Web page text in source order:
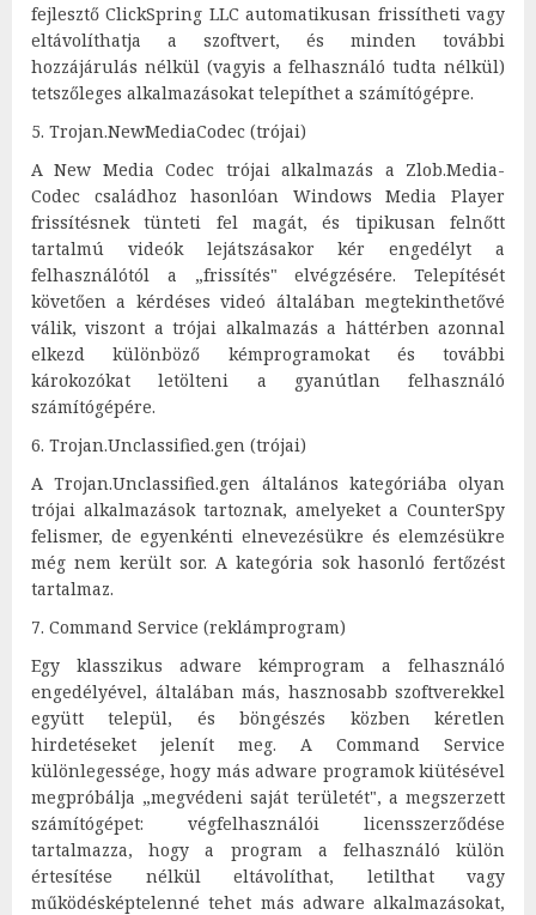
fejlesztő ClickSpring LLC automatikusan frissítheti vagy
eltávolíthatja a szoftvert, és minden további
hozzájárulás nélkül (vagyis a felhasználó tudta nélkül)
tetszőleges alkalmazásokat telepíthet a számítógépre.
5. Trojan.NewMediaCodec (trójai)
A New Media Codec trójai alkalmazás a Zlob.Media-
Codec családhoz hasonlóan Windows Media Player
frissítésnek tünteti fel magát, és tipikusan felnőtt
tartalmú videók lejátszásakor kér engedélyt a
felhasználótól a „frissítés" elvégzésére. Telepítését
követően a kérdéses videó általában megtekinthetővé
válik, viszont a trójai alkalmazás a háttérben azonnal
elkezd különböző kémprogramokat és további
károkozókat letölteni a gyanútlan felhasználó
számítógépére.
6. Trojan.Unclassified.gen (trójai)
A Trojan.Unclassified.gen általános kategóriába olyan
trójai alkalmazások tartoznak, amelyeket a CounterSpy
felismer, de egyenkénti elnevezésükre és elemzésükre
még nem került sor. A kategória sok hasonló fertőzést
tartalmaz.
7. Command Service (reklámprogram)
Egy klasszikus adware kémprogram a felhasználó
engedélyével, általában más, hasznosabb szoftverekkel
együtt települ, és böngészés közben kéretlen
hirdetéseket jelenít meg. A Command Service
különlegessége, hogy más adware programok kiütésével
megpróbálja „megvédeni saját területét", a megszerzett
számítógépet: végfelhasználói licensszerződése
tartalmazza, hogy a program a felhasználó külön
értesítése nélkül eltávolíthat, letilthat vagy
működésképtelenné tehet más adware alkalmazásokat,